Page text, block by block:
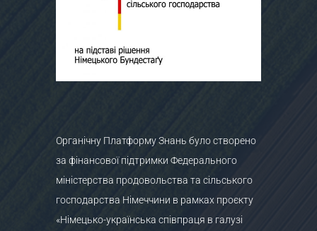
Органічну Платформу Знань було створено
за фінансової підтримки Федерального
міністерства продовольства та сільського
господарства Німеччини в рамках проєкту
«Німецько-українська співпраця в галузі